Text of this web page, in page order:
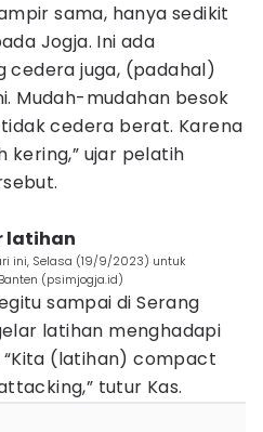
sama, hanya sedikit
Jogja. Ini ada
cedera juga, (padahal)
Mudah-mudahan besok
cedera berat. Karena
kering,” ujar pelatih
latihan
ini, Selasa (19/9/2023) untuk
(psimjogja.id)
sampai di Serang
latihan menghadapi
(latihan) compact
tutur Kas.